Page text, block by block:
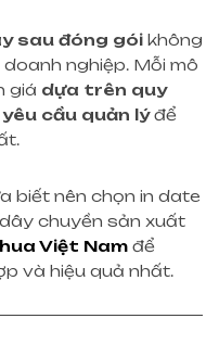
sau đóng gói không
nghiệp. Mỗi mô
giá dựa trên quy
cầu quản lýđể
biết nên chọn in date
chuyền sản xuất
Việt Nam để
và hiệu quả nhất.